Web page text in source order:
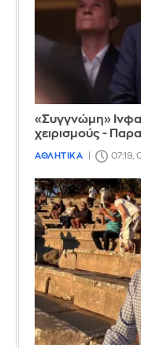
«Συγγνώμη»
χειρισμούς -
ΑΘΛΗΤΙΚΑ 07:19,